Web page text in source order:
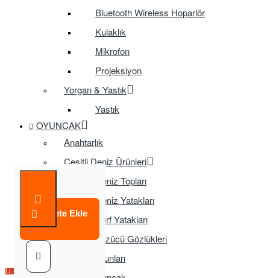
Bluetooth Wireless Hoparlör
Kulaklık
Mikrofon
Projeksiyon
Yorgan & Yastık
Yastık
OYUNCAK
Anahtarlık
Çeşitli Deniz Ürünleri
Deniz Topları
Deniz Yatakları
Sörf Yatakları
Yüzücü Gözlükleri
Çocuk Oyunları
Sepete Ekle
Çok Satılan Ürün
Çok Satılan Ürün